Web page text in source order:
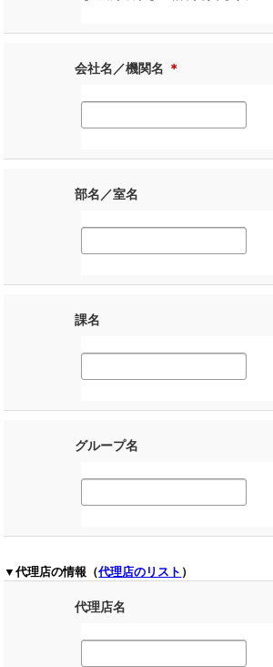
会社名／機関名 ＊
部名／室名
課名
グループ名
▼代理店の情報（代理店のリスト ）
代理店名